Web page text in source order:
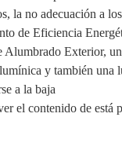
In
A
pp
la no adecuación a
de Eficiencia
Alumbrado Exterior,
y también una
a la baja
el contenido de está